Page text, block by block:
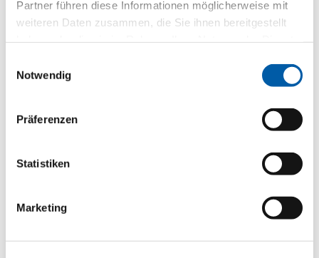
Partner führen diese Informationen möglicherweise mit
weiteren Daten zusammen, die Sie ihnen bereitgestellt
Notwendig
Präferenzen
Statistiken
Marketing
E-Mail schreiben